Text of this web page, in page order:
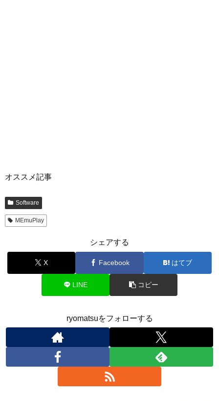
オススメ記事
Software
MEmuPlay
シェアする
X Facebook はてブ
LINE コピー
ryomatsuをフォローする